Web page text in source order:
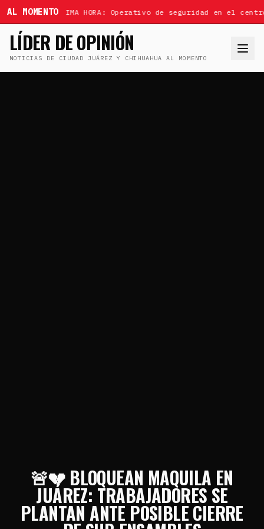
AL MOMENTOÚLTIMA HORA: Operativo de seguridad en el
LÍDER DE OPINIÓN
NOTICIAS DE CIUDAD JUÁREZ Y CHIHUAHUA AL MOMENTO
🚨💔 BLOQUEAN MAQUILA EN
JUÁREZ: TRABAJADORES SE
PLANTAN ANTE POSIBLE CIERRE